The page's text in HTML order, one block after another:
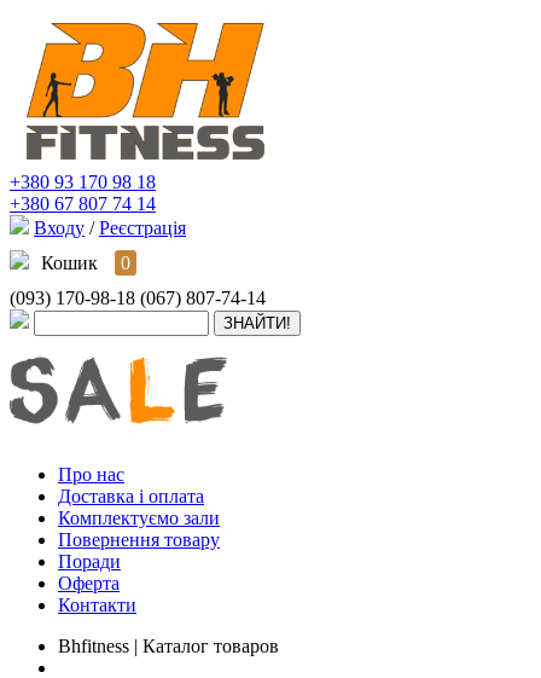
+380 93 170 98 18
+380 67 807 74 14
Входу / Реєстрація
Кошик
0
(093) 170-98-18 (067) 807-74-14
Про нас
Доставка і оплата
Комплектуємо зали
Повернення товару
Поради
Оферта
Контакти
Bhfitness | Каталог товаров